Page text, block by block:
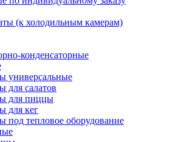
(к холодильным камерам)
конденсаторные
универсальные
для салатов
для пиццы
для кег
под тепловое оборудование